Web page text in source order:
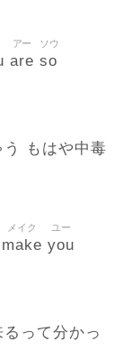
are
アー
so
ソウ
もはや中毒
make
メイク
you
ユー
って分かっ